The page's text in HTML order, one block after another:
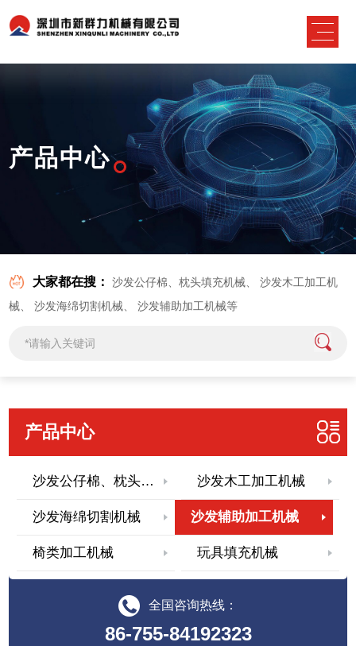
产品中心
大家都在搜： 沙发公仔棉、枕头填充机械 、沙发木工加工机
械 、沙发海绵切割机械 、沙发辅助加工机械等
产品中心
沙发公仔棉、枕头填充机械 沙发木工加工机械
沙发海绵切割机械 沙发辅助加工机械
椅类加工机械 玩具填充机械
全国咨询热线：
86-755-84192323